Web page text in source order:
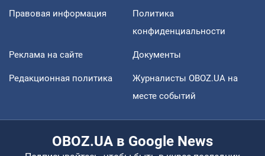
Правовая информация
Политика
конфиденциальности
Реклама на сайте Документы
Редакционная политика
Журналисты OBOZ.UA на
месте событий
OBOZ.UA в Google News